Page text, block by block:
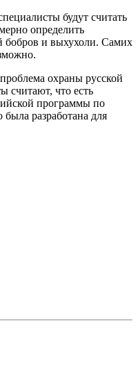
будут считать
определить
бобров и выхухоли. Самих
охраны русской
считают, что есть
программы по
разработана для